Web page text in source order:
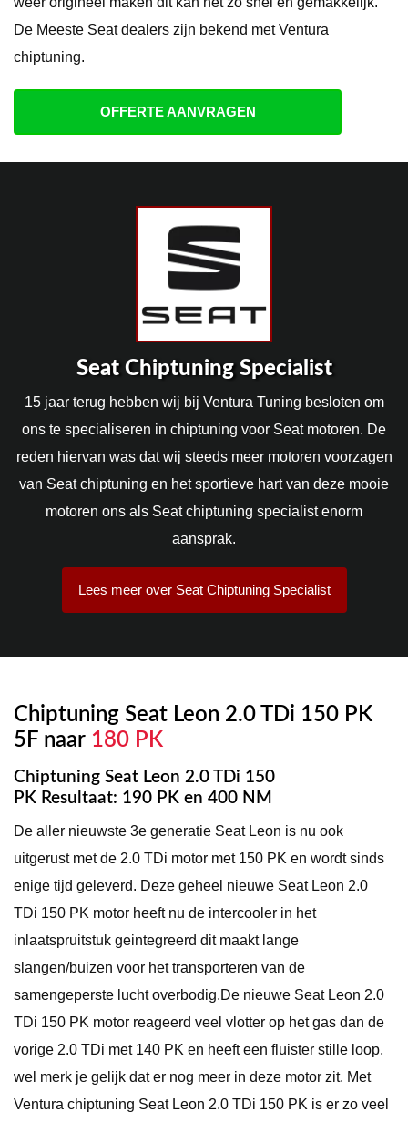
De Meeste Seat dealers zijn bekend met Ventura
chiptuning.
OFFERTE AANVRAGEN
Seat Chiptuning Specialist
15 jaar terug hebben wij bij Ventura Tuning besloten om
ons te specialiseren in chiptuning voor Seat motoren. De
reden hiervan was dat wij steeds meer motoren voorzagen
van Seat chiptuning en het sportieve hart van deze mooie
motoren ons als Seat chiptuning specialist enorm
aansprak.
Lees meer over Seat Chiptuning Specialist
Chiptuning Seat Leon 2.0 TDi 150 PK
5F naar 180 PK
Chiptuning Seat Leon 2.0 TDi 150
PK Resultaat: 190 PK en 400 NM
De aller nieuwste 3e generatie Seat Leon is nu ook
uitgerust met de 2.0 TDi motor met 150 PK en wordt sinds
enige tijd geleverd. Deze geheel nieuwe Seat Leon 2.0
TDi 150 PK motor heeft nu de intercooler in het
inlaatspruitstuk geintegreerd dit maakt lange
slangen/buizen voor het transporteren van de
samengeperste lucht overbodig.De nieuwe Seat Leon 2.0
TDi 150 PK motor reageerd veel vlotter op het gas dan de
vorige 2.0 TDi met 140 PK en heeft een fluister stille loop,
wel merk je gelijk dat er nog meer in deze motor zit. Met
Ventura chiptuning Seat Leon 2.0 TDi 150 PK is er zo veel